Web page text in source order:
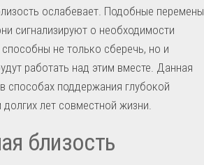
ослабевает. Подобные перемены
сигнализируют о необходимости
не только сберечь, но и
работать над этим вместе. Данная
способах поддержания глубокой
лет совместной жизни.
близость